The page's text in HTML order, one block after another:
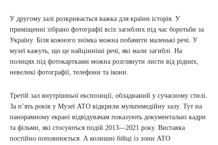
У другому залі розкривається важка для країни історія. У
приміщенні зібрано фотографії всіх загиблих під час боротьби за
Україну. Біля кожного знімка можна побачити маленькі речі. У
музеї кажуть, що це найцінніші речі, які мали загиблі. На
полицях під фотокартками можна розглянути листи від рідних,
невеликі фотографії, телефони та ікони.
Третій зал внутрішньої експозиції, обладнаний у сучасному стилі.
За п’ять років у Музеї АТО відкрили мультимедійну залу. Тут на
панорамному екрані відвідувачам показують документальні кадри
та фільми, які стосуються подій 2013—2021 року. Виставка
постійно поповнюється. А колишні бійці із зони АТО